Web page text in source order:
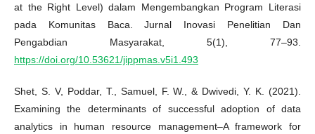
at the Right Level) dalam Mengembangkan Program Literasi
pada Komunitas Baca. Jurnal Inovasi Penelitian Dan
Pengabdian Masyarakat, 5(1), 77–93.
https://doi.org/10.53621/jippmas.v5i1.493
Shet, S. V, Poddar, T., Samuel, F. W., & Dwivedi, Y. K. (2021).
Examining the determinants of successful adoption of data
analytics in human resource management–A framework for